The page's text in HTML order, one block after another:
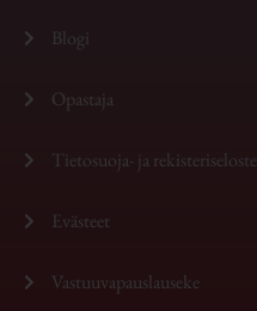
Blogi
Opastaja
Tietosuoja- ja rekisteriseloste
Evästeet
Vastuuvapauslauseke